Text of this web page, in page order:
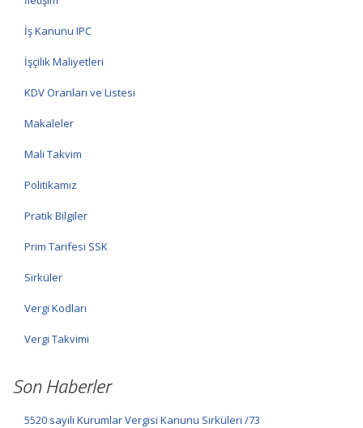
İş Kanunu IPC
İşçilik Maliyetleri
KDV Oranları ve Listesi
Makaleler
Mali Takvim
Politikamız
Pratik Bilgiler
Prim Tarifesi SSK
Sirküler
Vergi Kodları
Vergi Takvimi
Son Haberler
5520 sayılı Kurumlar Vergisi Kanunu Sirküleri /73